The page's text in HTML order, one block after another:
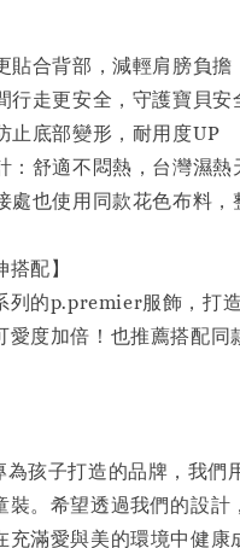
貼合背部，減輕肩膀負擔
行走更安全，守護寶貝安
止底部變形，耐用度UP
：舒適不悶熱，台灣濕熱
也使用同款花色布料，
配】
列的p.premier服飾，打
愛度加倍！也推薦搭配
孩子打造的品牌，我們
裝。希望透過我們的設計
滿愛與美的環境中健康